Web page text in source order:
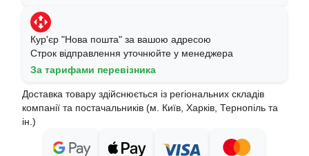
Кур'єр "Нова пошта" за вашою адресою
Строк відправлення уточнюйте у менеджера
За тарифами перевізника
Доставка товару здійснюється із регіональних складів
компанії та постачальників (м. Київ, Харків, Тернопіль та
ін.)